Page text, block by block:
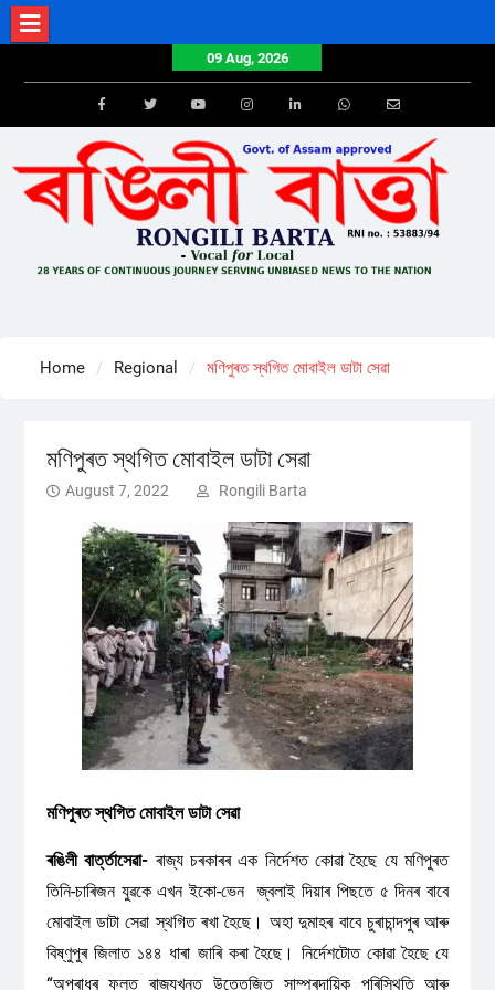
Skip
to
09 Aug, 2026
FacebookTwitterYoutube Email
Home Regional মণিপুৰত স্থগিত মোবাইল ডাটা সেৱা
মণিপুৰত স্থগিত মোবাইল ডাটা সেৱা
August 7, 2022 Rongili Barta
মণিপুৰত স্থগিত মোবাইল ডাটা সেৱা
ৰঙিলী বাৰ্ত্তাসেৱা- ৰাজ্য চৰকাৰৰ এক নিৰ্দেশত কোৱা হৈছে যে মণিপুৰত
তিনি-চাৰিজন যুৱকে এখন ইকো-ভেন জ্বলাই দিয়াৰ পিছতে ৫ দিনৰ বাবে
মোবাইল ডাটা সেৱা স্থগিত ৰখা হৈছে। অহা দুমাহৰ বাবে চুৰাচান্দপুৰ আৰু
বিষ্ণুপুৰ জিলাত ১৪৪ ধাৰা জাৰি কৰা হৈছে। নিৰ্দেশটোত কোৱা হৈছে যে
“অপৰাধৰ ফলত ৰাজ্যখনত উত্তেজিত সাম্প্ৰদায়িক পৰিস্থিতি আৰু